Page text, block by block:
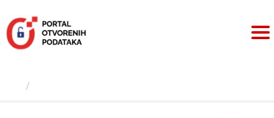
sadržaj